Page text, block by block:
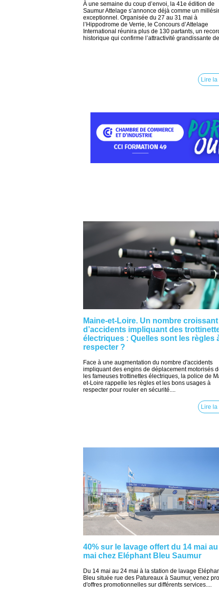
À une semaine du coup d’envoi, la 41e édition de
Saumur Attelage s’annonce déjà comme un
exceptionnel. Organisée du 27 au 31 mai à
l’Hippodrome de Verrie, le Concours d’Attelage
International réunira plus de 130 partants, un
historique qui confirme l’attractivité grandissante
Lire la
Maine-et-Loire. Un nombre croissant
d’accidents impliquant des
électriques : Quelles sont les règles
respecter ?
Face à une augmentation du nombre d'accidents
impliquant des engins de déplacement motorisés
les fameuses trottinettes électriques, la police de
et-Loire rappelle les règles et les bons usages à
respecter pour rouler en sécurité....
Lire la
40% sur le lavage offert du 14 mai au
mai chez Eléphant Bleu Saumur
Du 14 mai au 24 mai à la station de lavage
Bleu située rue des Patureaux à Saumur, venez
d'offres promotionnelles sur différents services....